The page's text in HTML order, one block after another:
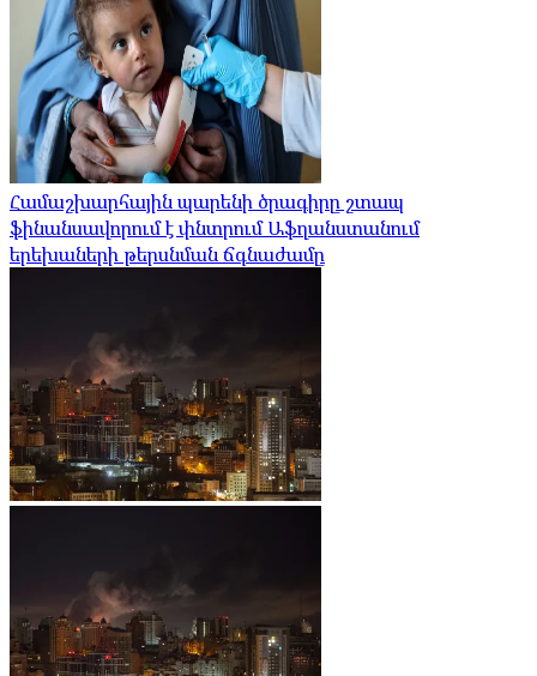
Համաշխարհային պարենի ծրագիրը շտապ
ֆինանսավորում է փնտրում Աֆղանստանում
երեխաների թերսնման ճգնաժամը